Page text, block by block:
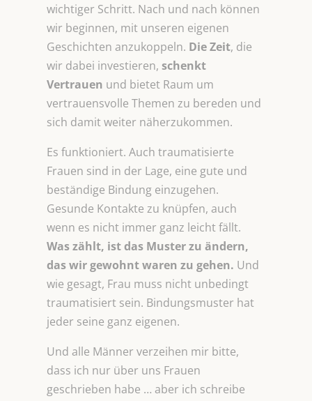
wichtiger Schritt. Nach und nach können
wir beginnen, mit unseren eigenen
Geschichten anzukoppeln. Die Zeit, die
wir dabei investieren, schenkt
Vertrauen und bietet Raum um
vertrauensvolle Themen zu bereden und
sich damit weiter näherzukommen.
Es funktioniert. Auch traumatisierte
Frauen sind in der Lage, eine gute und
beständige Bindung einzugehen.
Gesunde Kontakte zu knüpfen, auch
wenn es nicht immer ganz leicht fällt.
Was zählt, ist das Muster zu ändern,
das wir gewohnt waren zu gehen. Und
wie gesagt, Frau muss nicht unbedingt
traumatisiert sein. Bindungsmuster hat
jeder seine ganz eigenen.
Und alle Männer verzeihen mir bitte,
dass ich nur über uns Frauen
geschrieben habe … aber ich schreibe